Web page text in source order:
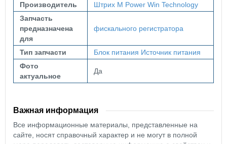
Производитель Штрих М Power Win Technology
Запчасть
предназначена
для
фискального регистратора
Тип запчасти Блок питания Источник питания
Фото
актуальное
Да
Важная информация
Все информационные материалы, представленные на
сайте, носят справочный характер и не могут в полной